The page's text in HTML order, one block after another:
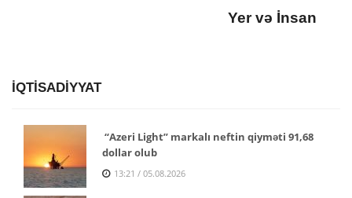
Yer və İnsan
İQTİSADİYYAT
“Azeri Light” markalı neftin qiyməti 91,68
dollar olub
13:21 / 05.08.2026